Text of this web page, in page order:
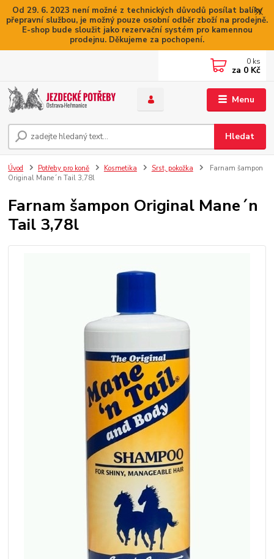
Od 29. 6. 2023 není možné z technických důvodů posílat balíky
přepravní službou, je možný pouze osobní odběr zboží na prodejně.
E-shop bude sloužit jako rezervační systém pro kamennou
prodejnu. Děkujeme za pochopení.
Menu
Hledat
0 ks
za 0 Kč
Úvod Potřeby pro koně Kosmetika Srst, pokožka
Farnam šampon
Original Mane´n Tail 3,78l
Farnam šampon Original Mane´n
Tail 3,78l